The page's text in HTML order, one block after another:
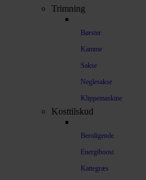
Trimning
Børster
Kamme
Sakse
Neglesakse
Klippemaskine
Kosttilskud
Beroligende
Energiboost
Kattegræs